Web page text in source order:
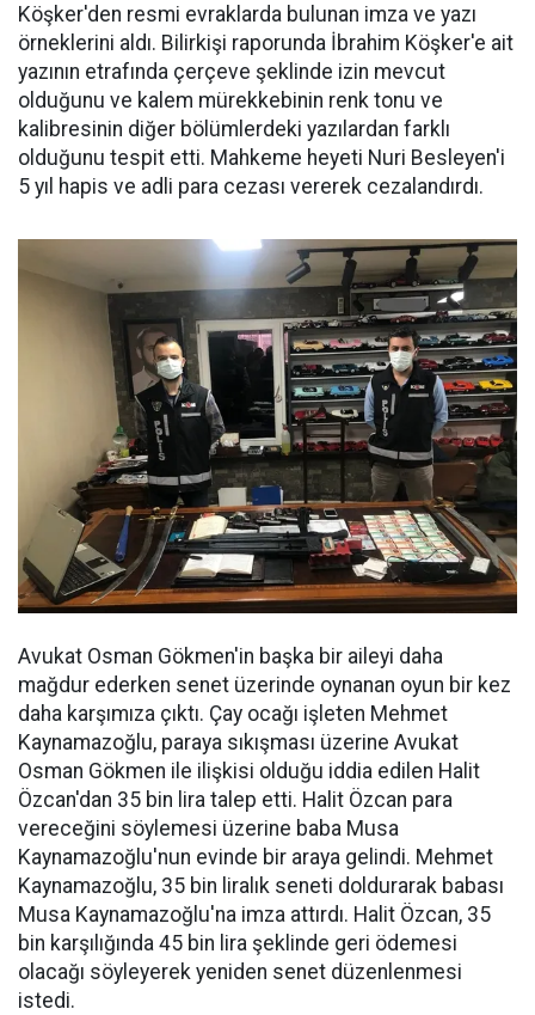
Köşker'den resmi evraklarda bulunan imza ve yazı
örneklerini aldı. Bilirkişi raporunda İbrahim Köşker'e ait
yazının etrafında çerçeve şeklinde izin mevcut
olduğunu ve kalem mürekkebinin renk tonu ve
kalibresinin diğer bölümlerdeki yazılardan farklı
olduğunu tespit etti. Mahkeme heyeti Nuri Besleyen'i
5 yıl hapis ve adli para cezası vererek cezalandırdı.
Avukat Osman Gökmen'in başka bir aileyi daha
mağdur ederken senet üzerinde oynanan oyun bir kez
daha karşımıza çıktı. Çay ocağı işleten Mehmet
Kaynamazoğlu, paraya sıkışması üzerine Avukat
Osman Gökmen ile ilişkisi olduğu iddia edilen Halit
Özcan'dan 35 bin lira talep etti. Halit Özcan para
vereceğini söylemesi üzerine baba Musa
Kaynamazoğlu'nun evinde bir araya gelindi. Mehmet
Kaynamazoğlu, 35 bin liralık seneti doldurarak babası
Musa Kaynamazoğlu'na imza attırdı. Halit Özcan, 35
bin karşılığında 45 bin lira şeklinde geri ödemesi
olacağı söyleyerek yeniden senet düzenlenmesi
istedi.